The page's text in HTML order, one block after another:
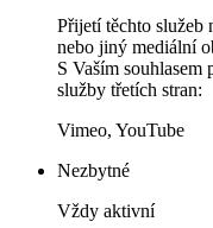
Přijetí těchto služeb
nebo jiný mediální
S Vaším
služby třetích stran:
Vimeo, YouTube
Nezbytné
Vždy aktivní